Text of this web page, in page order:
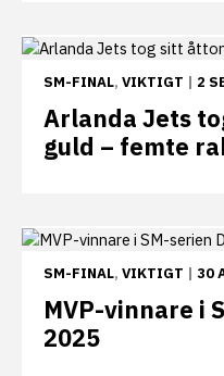
SM-FINAL, VIKTIGT | 2
Arlanda Jets
guld – femte
SM-FINAL, VIKTIGT | 30
MVP-vinnare i
2025